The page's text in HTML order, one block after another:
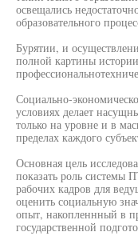
освещались
образовательного
Бурятии, и
полной картины
Социально-
условиях делает
только на уровне и в
пределах каждого
Основная цель
показать роль системы
рабочих кадров для
оценить социальную
опыт, накопленнный в
государственной